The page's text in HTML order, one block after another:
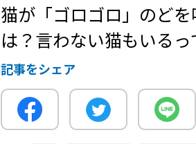
猫が「ゴロゴロ」のど
は？言わない猫もいるっ
記事をシェア